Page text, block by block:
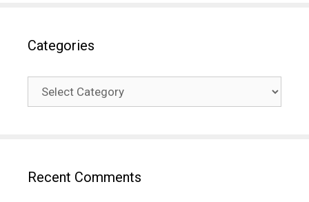
Categories
Recent Comments